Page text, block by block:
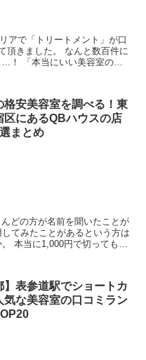
アで「トリートメント」が口
頂きました。 なんと数百件に
！ 「本当にいい美容室の口
格安美容室を調べる！東
区にあるQBハウスの店
まとめ
どの方が名前を聞いたことが
てみたことがあるという方は
本当に1,000円で切ってもら
】表参道駅でショートカ
気な美容室の口コミラン